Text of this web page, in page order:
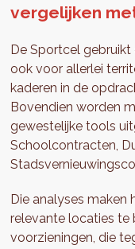
vergelijken
De Sportcel
ook voor allerlei
kaderen in de
Bovendien worden
gewestelijke tools
Schoolcontracten,
Die analyses
relevante locaties
voorzieningen, die